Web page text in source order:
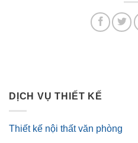
DỊCH VỤ THIẾT KẾ
Thiết kế nội thất văn phòng